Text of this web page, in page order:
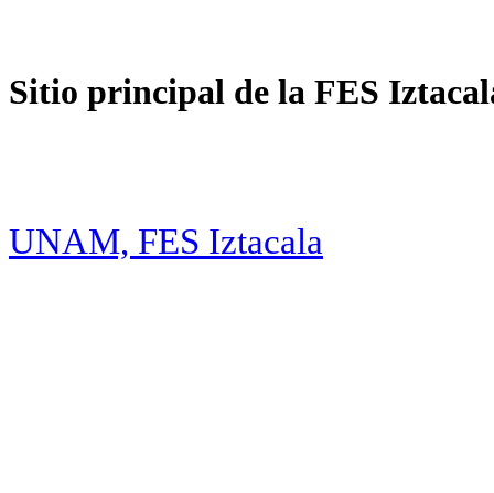
Sitio principal de la FES
UNAM, FES Iztacala